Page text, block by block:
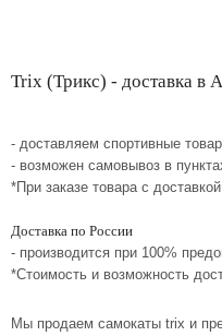
Trix (Трикс) - доставка в
- доставляем спортивные
- возможен самовывоз в
*При заказе товара с
Доставка по России
- производится при 100%
*Стоимость и возможность
Мы продаем самокаты trix и